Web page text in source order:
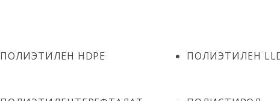
ПОЛИЭТИЛЕН HDPE ПОЛИЭТИЛЕН